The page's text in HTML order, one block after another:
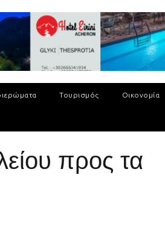
Τουρισμός Οικονομία
προς τα